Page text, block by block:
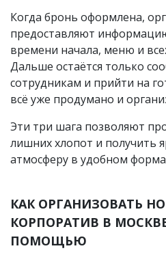
Когда бронь оформлена,
предоставляют
времени начала, меню и
Дальше остаётся только
сотрудникам и прийти на
всё уже продумано и
Эти три шага позволяют
лишних хлопот и получить
атмосферу в удобном
КАК ОРГАНИЗОВАТЬ
КОРПОРАТИВ В
ПОМОЩЬЮ